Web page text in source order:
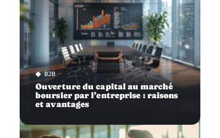
B2B
Ouverture du capital au marché
boursier par l’entreprise : raisons
et avantages